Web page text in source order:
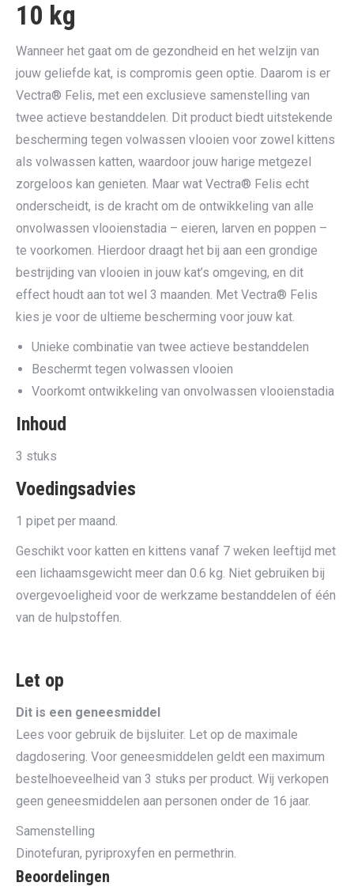
10 kg
Wanneer het gaat om de gezondheid en het welzijn van
jouw geliefde kat, is compromis geen optie. Daarom is er
Vectra® Felis, met een exclusieve samenstelling van
twee actieve bestanddelen. Dit product biedt uitstekende
bescherming tegen volwassen vlooien voor zowel kittens
als volwassen katten, waardoor jouw harige metgezel
zorgeloos kan genieten. Maar wat Vectra® Felis echt
onderscheidt, is de kracht om de ontwikkeling van alle
onvolwassen vlooienstadia – eieren, larven en poppen –
te voorkomen. Hierdoor draagt het bij aan een grondige
bestrijding van vlooien in jouw kat’s omgeving, en dit
effect houdt aan tot wel 3 maanden. Met Vectra® Felis
kies je voor de ultieme bescherming voor jouw kat.
Unieke combinatie van twee actieve bestanddelen
Beschermt tegen volwassen vlooien
Voorkomt ontwikkeling van onvolwassen vlooienstadia
Inhoud
3 stuks
Voedingsadvies
1 pipet per maand.
Geschikt voor katten en kittens vanaf 7 weken leeftijd met
een lichaamsgewicht meer dan 0.6 kg. Niet gebruiken bij
overgevoeligheid voor de werkzame bestanddelen of één
van de hulpstoffen.
Let op
Dit is een geneesmiddel
Lees voor gebruik de bijsluiter. Let op de maximale
dagdosering. Voor geneesmiddelen geldt een maximum
bestelhoeveelheid van 3 stuks per product. Wij verkopen
geen geneesmiddelen aan personen onder de 16 jaar.
Samenstelling
Dinotefuran, pyriproxyfen en permethrin.
Beoordelingen